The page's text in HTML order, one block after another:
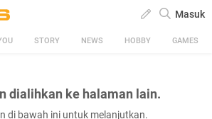
Masuk
STORY NEWS HOBBY GAMES
dialihkan ke halaman lain.
di bawah ini untuk melanjutkan.